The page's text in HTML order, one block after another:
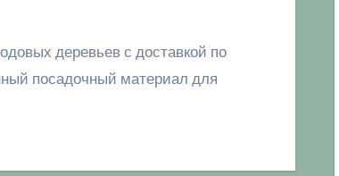
посадочный материал для